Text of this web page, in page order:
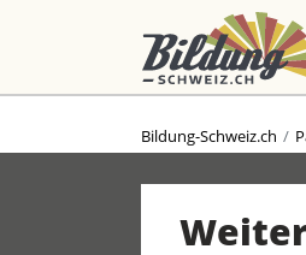
Bildung-Schweiz.ch